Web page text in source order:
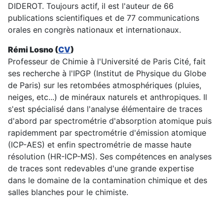
DIDEROT. Toujours actif, il est l'auteur de 66
publications scientifiques et de 77 communications
orales en congrès nationaux et internationaux.
Rémi Losno (CV)
Professeur de Chimie à l'Université de Paris Cité, fait
ses recherche à l'IPGP (Institut de Physique du Globe
de Paris) sur les retombées atmosphériques (pluies,
neiges, etc...) de minéraux naturels et anthropiques. Il
s'est spécialisé dans l'analyse élémentaire de traces
d'abord par spectrométrie d'absorption atomique puis
rapidemment par spectrométrie d'émission atomique
(ICP-AES) et enfin spectrométrie de masse haute
résolution (HR-ICP-MS). Ses compétences en analyses
de traces sont redevables d'une grande expertise
dans le domaine de la contamination chimique et des
salles blanches pour le chimiste.